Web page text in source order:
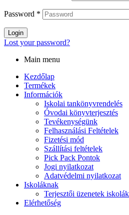
Password *
Login
Lost your password?
Main menu
Kezdőlap
Termékek
Információk
Iskolai tankönyvrendelés
Óvodai könyvterjesztés
Tevékenységünk
Felhasználási Feltételek
Fizetési mód
Szállítási feltételek
Pick Pack Pontok
Jogi nyilatkozat
Adatvédelmi nyilatkozat
Iskoláknak
Terjesztői üzenetek
Elérhetőség